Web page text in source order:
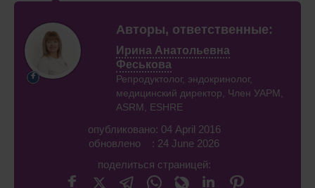
Авторы, ответственные:
Ирина Анатольевна
Феськова
Репродуктолог, эндокринолог,
медицинский директор, Член УАРМ,
ASRM, ESHRE
опубликовано: 04 April 2016
обновлено : 24 June 2026
поделиться страницей: